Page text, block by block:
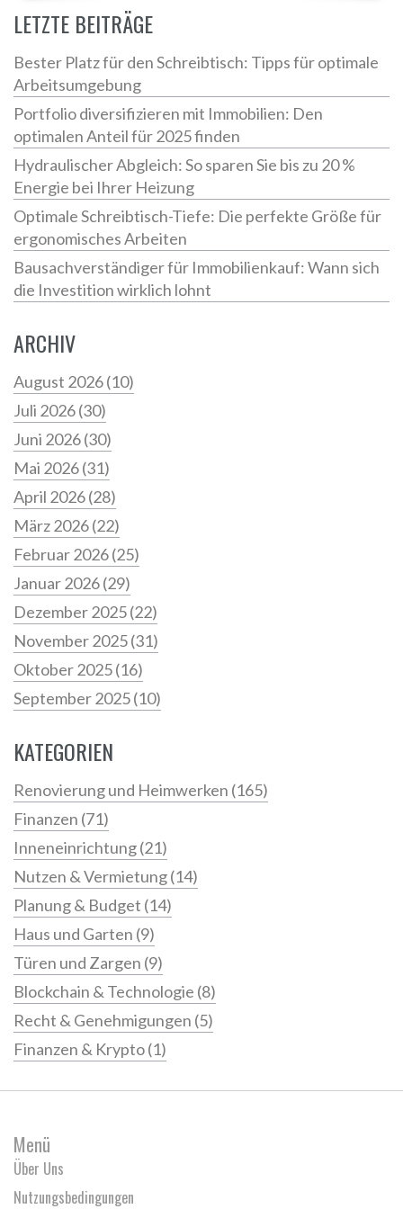
ausführliche Aufschlüsselung der Kosten und
wertvolle Tipps, damit du die beste Entscheidung
treffen kannst.
LETZTE BEITRÄGE
Bester Platz für den Schreibtisch: Tipps für optimale
Arbeitsumgebung
Portfolio diversifizieren mit Immobilien: Den
optimalen Anteil für 2025 finden
Hydraulischer Abgleich: So sparen Sie bis zu 20 %
Energie bei Ihrer Heizung
Optimale Schreibtisch-Tiefe: Die perfekte Größe für
ergonomisches Arbeiten
Bausachverständiger für Immobilienkauf: Wann sich
die Investition wirklich lohnt
ARCHIV
August 2026(10)
Juli 2026(30)
Juni 2026(30)
Mai 2026(31)
April 2026(28)
März 2026(22)
Februar 2026(25)
Januar 2026(29)
Dezember 2025(22)
November 2025(31)
Oktober 2025(16)
September 2025(10)
KATEGORIEN
Renovierung und Heimwerken (165)
Finanzen (71)
Inneneinrichtung(21)
Nutzen & Vermietung(14)
Planung & Budget (14)
Haus und Garten (9)
Türen und Zargen (9)
Blockchain & Technologie (8)
Recht & Genehmigungen (5)
Finanzen & Krypto(1)
Menü
Über Uns
Nutzungsbedingungen